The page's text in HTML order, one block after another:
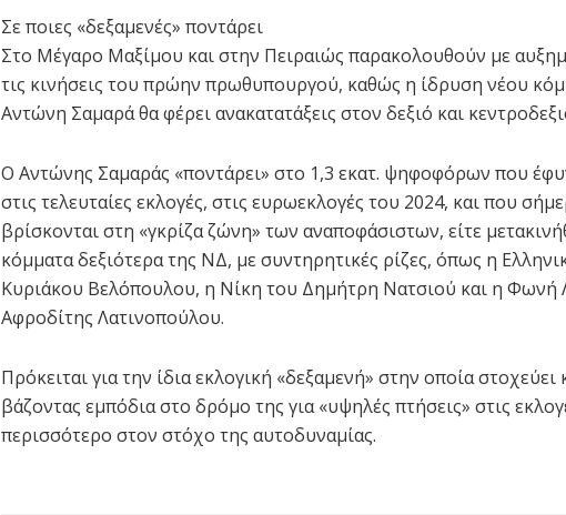
Σε ποιες «δεξαμενές» ποντάρει
Στο Μέγαρο Μαξίμου και στην Πειραιώς παρακολουθούν με
τις κινήσεις του πρώην πρωθυπουργού, καθώς η ίδρυση νέου
Αντώνη Σαμαρά θα φέρει ανακατατάξεις στον δεξιό και
Ο Αντώνης Σαμαράς «ποντάρει» στο 1,3 εκατ. ψηφοφόρων που
στις τελευταίες εκλογές, στις ευρωεκλογές του 2024, και που
βρίσκονται στη «γκρίζα ζώνη» των αναποφάσιστων, είτε
κόμματα δεξιότερα της ΝΔ, με συντηρητικές ρίζες, όπως η
Κυριάκου Βελόπουλου, η Νίκη του Δημήτρη Νατσιού και η Φωνή
Αφροδίτης Λατινοπούλου.
Πρόκειται για την ίδια εκλογική «δεξαμενή» στην οποία στοχεύει
βάζοντας εμπόδια στο δρόμο της για «υψηλές πτήσεις» στις
περισσότερο στον στόχο της αυτοδυναμίας.